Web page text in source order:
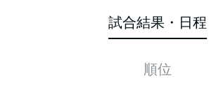
試合結果・日程
順位
スターティングメンバー